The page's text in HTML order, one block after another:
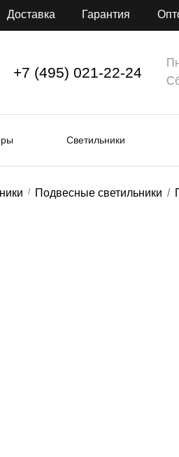
Доставка Гарантия
+7 (495) 021-22-24
Светильники
Подвесные светильники